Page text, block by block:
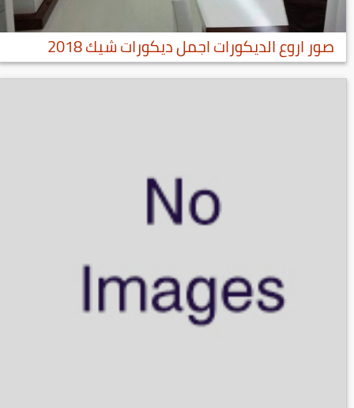
صور اروع الديكورات اجمل ديكورات شيك 2018